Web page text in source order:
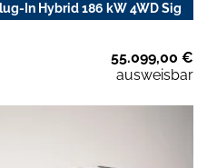
In Hybrid 186 kW 4WD Sig
55.099,00 €
ausweisbar